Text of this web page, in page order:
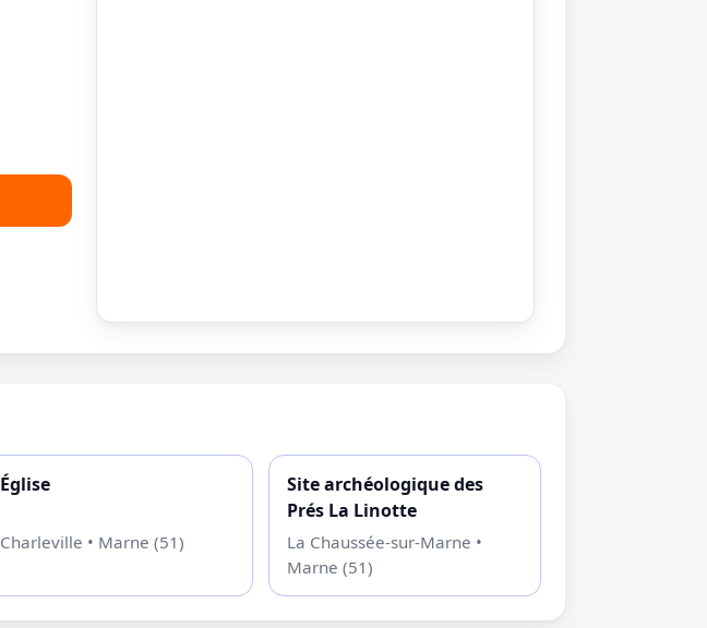
Église
Charleville • Marne (51)
Site archéologique des
Prés La Linotte
La Chaussée-sur-Marne •
Marne (51)